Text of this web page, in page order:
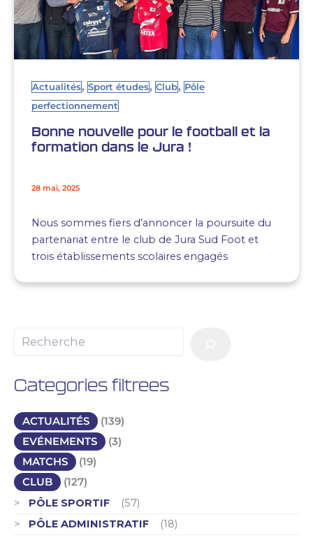
Actualités, Sport études, Club, Pôle
perfectionnement
Bonne nouvelle pour le football et la
formation dans le Jura !
28 mai, 2025
Nous sommes fiers d’annoncer la poursuite du
partenariat entre le club de Jura Sud Foot et
trois établissements scolaires engagés
Categories filtrees
ACTUALITÉS
(139)
EVÉNEMENTS
(3)
MATCHS
(19)
CLUB
(127)
PÔLE SPORTIF
(57)
PÔLE ADMINISTRATIF
(18)